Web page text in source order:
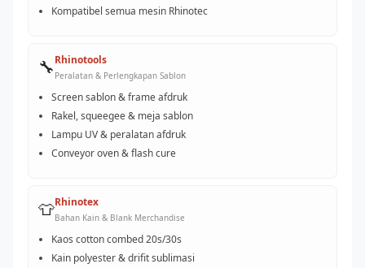
Kompatibel semua mesin Rhinotec
🔧Rhinotools
Peralatan & Perlengkapan Sablon
Screen sablon & frame afdruk
Rakel, squeegee & meja sablon
Lampu UV & peralatan afdruk
Conveyor oven & flash cure
👕Rhinotex
Bahan Kain & Blank Merchandise
Kaos cotton combed 20s/30s
Kain polyester & drifit sublimasi